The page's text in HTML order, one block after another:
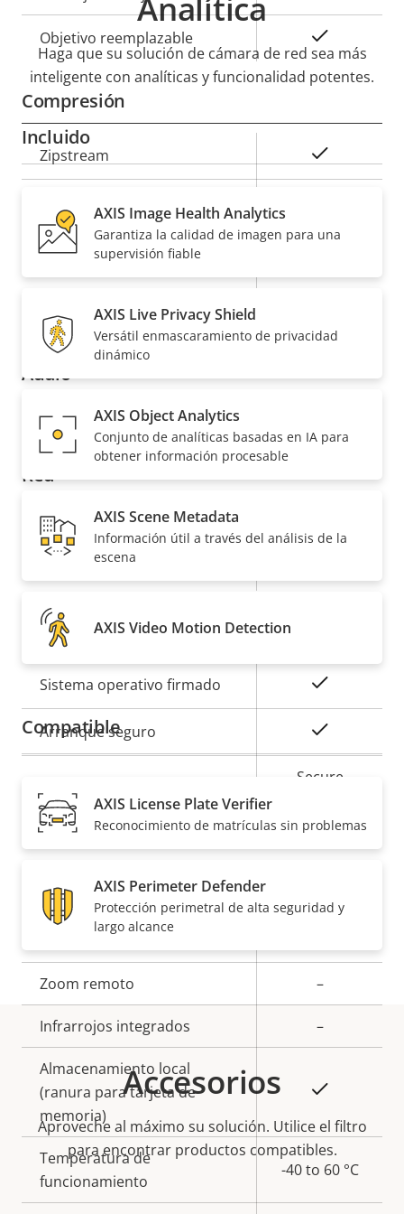
Objetivo reemplazable
Compresión
Descripción
de
la
Zipstream
H.264
High, Main
AV1
Audio
Descripción
de
Valor de
la
Compatibilidad de audio
Red
Descripción
de
Valor de
Clase de PoE
Seguridad
Descripción
de
propiedad
Valor de
la
Sistema operativo firmado
Arranque seguro
Secure keystore
Secure
EAL6+)
General
Descripción
de
propiedad
Valor de
la
Enfoque remoto
Zoom remoto –
Infrarrojos integrados –
Almacenamiento local
(ranura para tarjeta de
memoria)
Temperatura de
funcionamiento
-40 to 60 °C
Analítica
Haga que su solución de cámara de red sea más
inteligente con analíticas y funcionalidad potentes.
Incluido
AXIS Image Health Analytics
Garantiza la calidad de imagen para una
supervisión fiable
AXIS Live Privacy Shield
Versátil enmascaramiento de privacidad
dinámico
AXIS Object Analytics
Conjunto de analíticas basadas en IA para
obtener información procesable
AXIS Scene Metadata
Información útil a través del análisis de la
escena
AXIS Video Motion Detection
Compatible
AXIS License Plate Verifier
Reconocimiento de matrículas sin problemas
AXIS Perimeter Defender
Protección perimetral de alta seguridad y
largo alcance
Accesorios
Aproveche al máximo su solución. Utilice el filtro
para encontrar productos compatibles.